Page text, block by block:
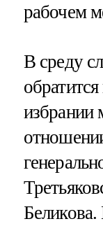
рабочем
В среду
избрании